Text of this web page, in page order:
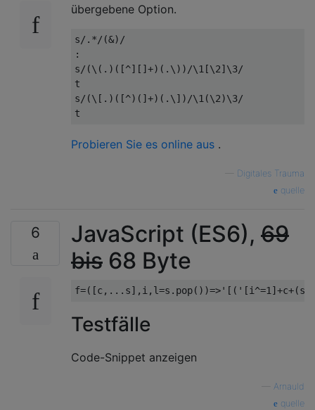
übergebene Option.
s/.*/(&)/
:
s/(\(.)([^][]+)(.\))/\1[\2]\3/
t
s/(\[.)([^)(]+)(.\])/\1(\2)\3/
Probieren Sie es online aus .
Digitales Trauma
quelle
6 JavaScript (ES6), 69
bis 68 Byte
f=([c ,... s], i , l=s . pop())=>'[(' [i ^=1 ]+c+(s
Testfälle
Code-Snippet anzeigen
Arnauld
quelle